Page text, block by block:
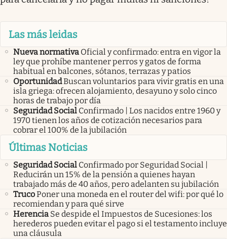
Las más leidas
Nueva normativa Oficial y confirmado: entra en vigor la
ley que prohíbe mantener perros y gatos de forma
habitual en balcones, sótanos, terrazas y patios
OportunidadBuscan voluntarios para vivir gratis en una
isla griega: ofrecen alojamiento, desayuno y solo cinco
horas de trabajo por día
Seguridad Social Confirmado | Los nacidos entre 1960 y
1970 tienen los años de cotización necesarios para
cobrar el 100% de la jubilación
Últimas Noticias
Seguridad Social Confirmado por Seguridad Social |
Reducirán un 15% de la pensión a quienes hayan
trabajado más de 40 años, pero adelanten su jubilación
TrucoPoner una moneda en el router del wifi: por qué lo
recomiendan y para qué sirve
Herencia Se despide el Impuestos de Sucesiones: los
herederos pueden evitar el pago si el testamento incluye
una cláusula